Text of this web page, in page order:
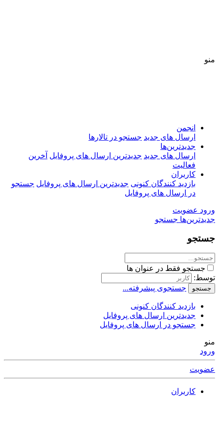
منو
انجمن
ارسال های جدید جستجو در تالارها
جدیدترین‌ها
ارسال های جدید جدیدترین ارسال های پروفایل آخرین
فعالیت
کاربران
بازدید کنندگان کنونی جدیدترین ارسال های پروفایل جستجو
در ارسال های پروفایل
ورود عضویت
جدیدترین‌ها جستجو
جستجو
جستجو فقط در عنوان ها
توسط:
جستجو جستجوی پیشرفته...
بازدید کنندگان کنونی
جدیدترین ارسال های پروفایل
جستجو در ارسال های پروفایل
منو
ورود
عضویت
کاربران